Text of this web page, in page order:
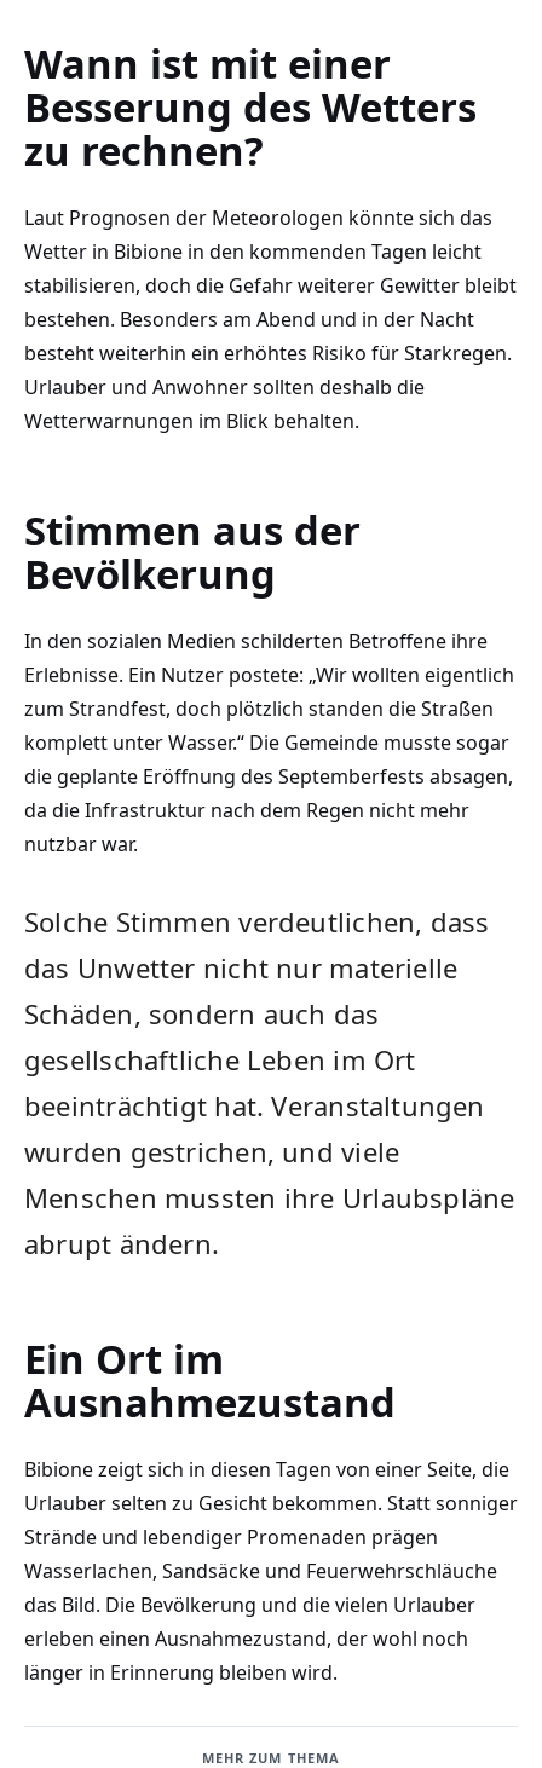
Wann ist mit einer
Besserung des Wetters
zu rechnen?
Laut Prognosen der Meteorologen könnte sich das
Wetter in Bibione in den kommenden Tagen leicht
stabilisieren, doch die Gefahr weiterer Gewitter bleibt
bestehen. Besonders am Abend und in der Nacht
besteht weiterhin ein erhöhtes Risiko für Starkregen.
Urlauber und Anwohner sollten deshalb die
Wetterwarnungen im Blick behalten.
Stimmen aus der
Bevölkerung
In den sozialen Medien schilderten Betroffene ihre
Erlebnisse. Ein Nutzer postete: „Wir wollten eigentlich
zum Strandfest, doch plötzlich standen die Straßen
komplett unter Wasser.“ Die Gemeinde musste sogar
die geplante Eröffnung des Septemberfests absagen,
da die Infrastruktur nach dem Regen nicht mehr
nutzbar war.
Solche Stimmen verdeutlichen, dass
das Unwetter nicht nur materielle
Schäden, sondern auch das
gesellschaftliche Leben im Ort
beeinträchtigt hat. Veranstaltungen
wurden gestrichen, und viele
Menschen mussten ihre Urlaubspläne
abrupt ändern.
Ein Ort im
Ausnahmezustand
Bibione zeigt sich in diesen Tagen von einer Seite, die
Urlauber selten zu Gesicht bekommen. Statt sonniger
Strände und lebendiger Promenaden prägen
Wasserlachen, Sandsäcke und Feuerwehrschläuche
das Bild. Die Bevölkerung und die vielen Urlauber
erleben einen Ausnahmezustand, der wohl noch
länger in Erinnerung bleiben wird.
MEHR ZUM THEMA